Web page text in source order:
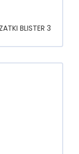
BLISTER 3